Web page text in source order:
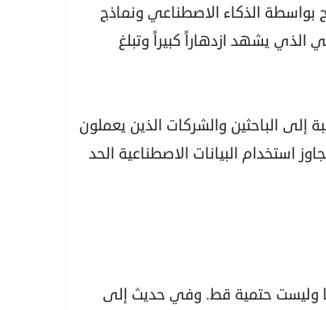
بواسطة الذكاء الاصطناعي ونماذج
يشهد ازدهاراً كبيراً وتبلغ
الباحثين والشركات الذين يعملون
استخدام البيانات الاصطناعية الحد
وليست حتمية قط. وفي حديث إلى